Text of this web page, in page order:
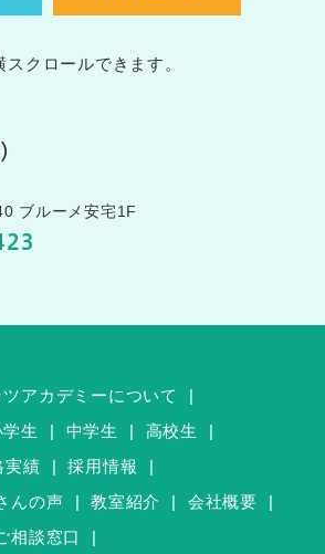
クロールできます。
ブルーメ安宅1F
アカデミーについて
学生 中学生
高校生
実績
採用情報
んの声
教室紹介
会社概要
相談窓口